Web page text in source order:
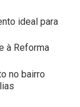
ideal para
à Reforma
no bairro